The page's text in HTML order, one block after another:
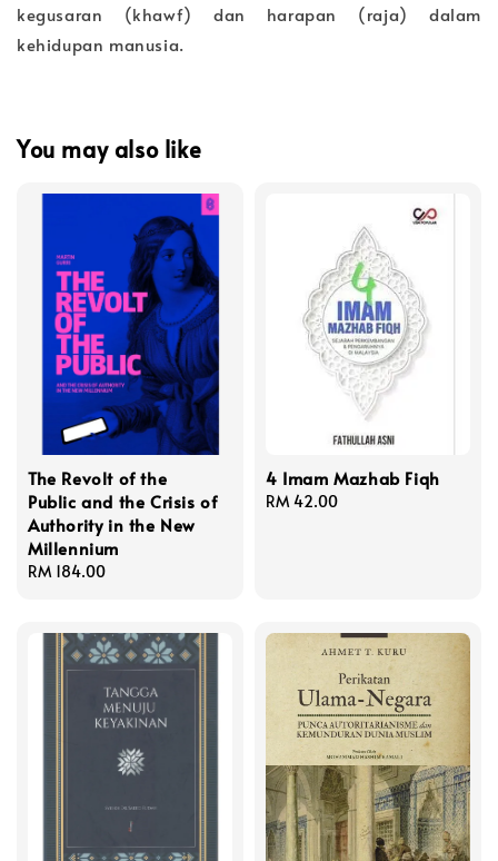
kegusaran (khawf) dan harapan (raja) dalam
kehidupan manusia.
You may also like
The Revolt of the
Public and the Crisis of
Authority in the New
Millennium
Regular
RM 184.00
4 Imam Mazhab Fiqh
Regular
RM 42.00